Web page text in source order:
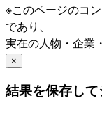
※このページのコ
であり、
実在の人物・企業
×
結果を保存して